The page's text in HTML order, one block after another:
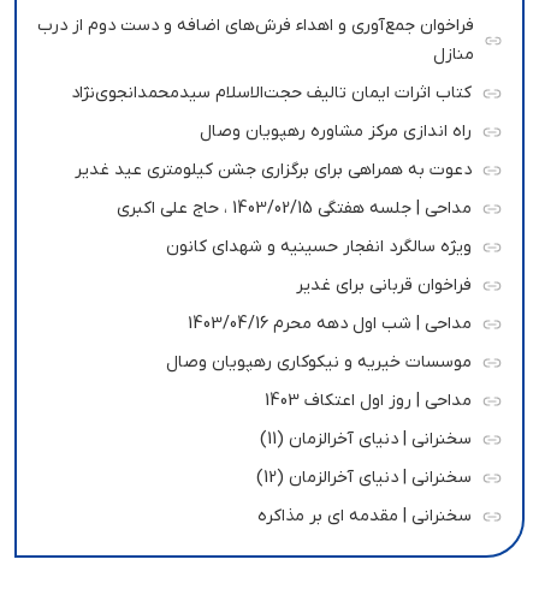
فراخوان جمع‌آوری و اهداء فرش‌های اضافه و دست دوم از درب
منازل
کتاب اثرات ایمان تالیف حجت‌الاسلام سیدمحمدانجوی‌نژاد
راه اندازی مرکز مشاوره رهپویان وصال
دعوت به همراهی برای برگزاری جشن کیلومتری عید غدیر
مداحی | جلسه هفتگی 1403/02/15 ، حاج علی اکبری
ویژه سالگرد انفجار حسینیه و شهدای کانون
فراخوان قربانی برای غدیر
مداحی | شب اول دهه محرم 1403/04/16
موسسات خیریه و نیکوکاری رهپویان وصال
مداحی | روز اول اعتکاف 1403
سخنرانی | دنیای آخرالزمان (11)
سخنرانی | دنیای آخرالزمان (12)
سخنرانی | مقدمه ای بر مذاکره